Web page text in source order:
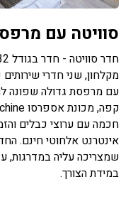
סוויטה עם
מקלחון, שני חדרי
עם מרפסת גדולה שפונה
חכמה עם ערוצי כבלים
אינטרנט אלחוטי חינם.
שמצריכה עליה במדרגות,
במידת הצורך.